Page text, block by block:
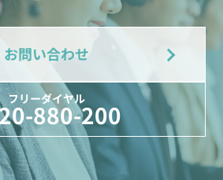
お問い合わせ
フリーダイヤル
880-200